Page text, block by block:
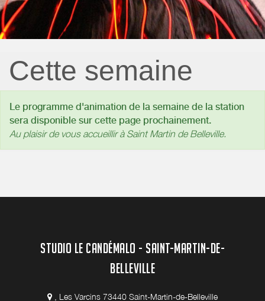
Cette semaine
Le programme d'animation de la semaine de la station
sera disponible sur cette page prochainement.
Au plaisir de vous accueillir à Saint Martin de Belleville.
STUDIO LE CANDÉMALO - SAINT-MARTIN-DE-
BELLEVILLE
, Les Varcins 73440 Saint-Martin-de-Belleville